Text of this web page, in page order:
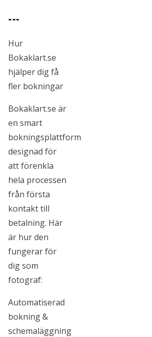
---
Hur
Bokaklart.se
hjälper dig få
fler bokningar
Bokaklart.se är
en smart
bokningsplattform
designad för
att förenkla
hela processen
från första
kontakt till
betalning. Här
är hur den
fungerar för
dig som
fotograf:
Automatiserad
bokning &
schemaläggning